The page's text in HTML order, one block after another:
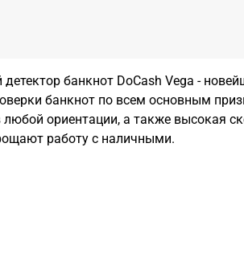
банкнот DoCash Vega -
банкнот по всем основным
любой ориентации, а также высокая
работу с наличными.